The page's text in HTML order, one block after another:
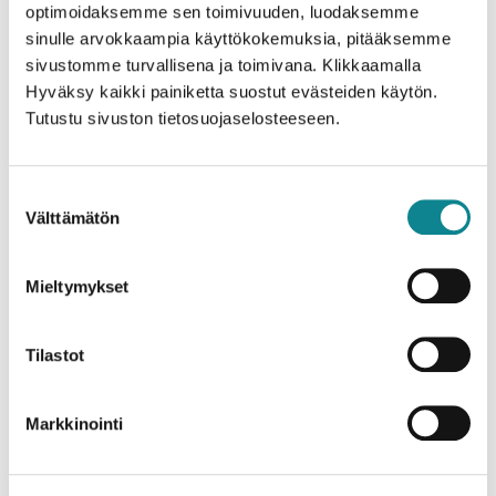
optimoidaksemme sen toimivuuden, luodaksemme
sinulle arvokkaampia käyttökokemuksia, pitääksemme
sivustomme turvallisena ja toimivana. Klikkaamalla
Hyväksy kaikki painiketta suostut evästeiden käytön.
Tutustu sivuston tietosuojaselosteeseen.
valinta
Välttämätön
Mieltymykset
Tilastot
Markkinointi